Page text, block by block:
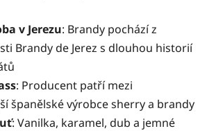
v Jerezu: Brandy pochází z
Brandy de Jerez s dlouhou historií
: Producent patří mezi
španělské výrobce sherry a brandy
: Vanilka, karamel, dub a jemné